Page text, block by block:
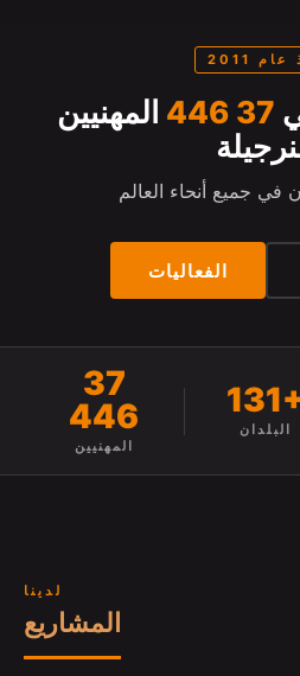
2011
37 446
المهنيين
في جميع أنحاء العالم
الفعاليات
37
446
المهنيين
البلدان
لدينا
المشاريع